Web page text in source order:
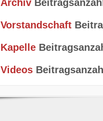
Archiv
Vorstandschaft
Kapelle
Videos